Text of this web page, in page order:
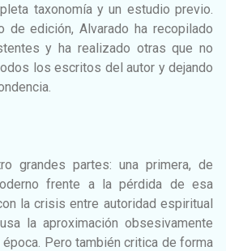
taxonomía y un estudio previo.
de edición, Alvarado ha recopilado
y ha realizado otras que no
los escritos del autor y dejando
grandes partes: una primera, de
frente a la pérdida de esa
la crisis entre autoridad espiritual
la aproximación obsesivamente
Pero también critica de forma